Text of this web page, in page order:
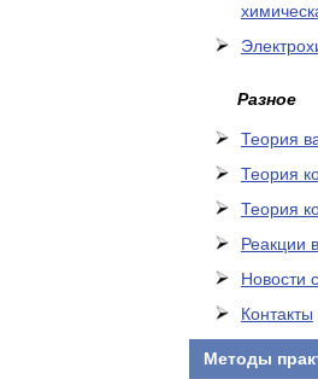
Разное
Теория
Теория
Теория
Реакции
Новости
Контакты
Методы